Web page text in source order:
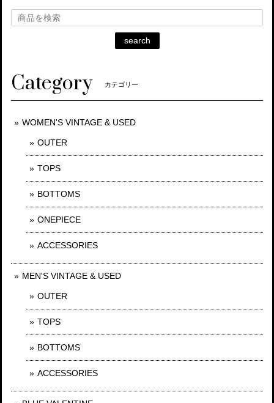
search
Category カテゴリー
WOMEN'S VINTAGE & USED
OUTER
TOPS
BOTTOMS
ONEPIECE
ACCESSORIES
MEN'S VINTAGE & USED
OUTER
TOPS
BOTTOMS
ACCESSORIES